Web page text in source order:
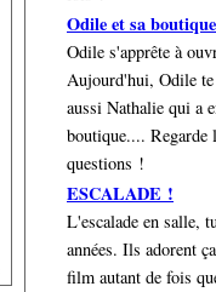
Odile et sa
Odile s'apprête à
Aujourd'hui, Odile te
aussi Nathalie qui a
boutique.... Regarde
questions !
ESCALADE !
L'escalade en salle,
années. Ils adorent
film autant de fois